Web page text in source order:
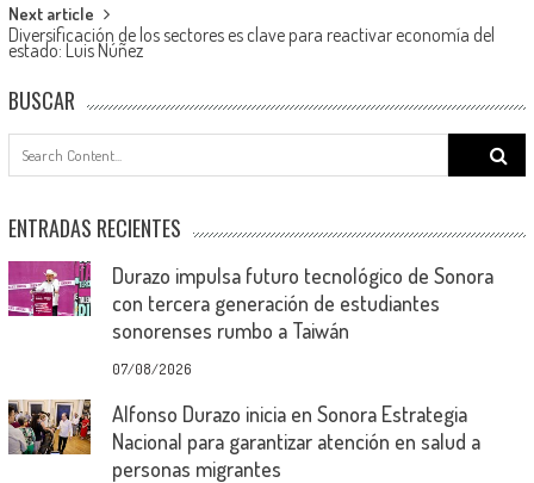
Next article
Diversificación de los sectores es clave para reactivar economía del
estado: Luis Núñez
BUSCAR
Search
ENTRADAS RECIENTES
Durazo impulsa futuro tecnológico de Sonora
con tercera generación de estudiantes
sonorenses rumbo a Taiwán
07/08/2026
Alfonso Durazo inicia en Sonora Estrategia
Nacional para garantizar atención en salud a
personas migrantes